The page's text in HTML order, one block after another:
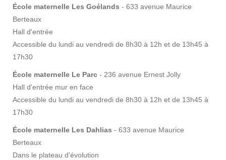
École maternelle Les Goélands - 633 avenue Maurice
Berteaux
Hall d'entrée
Accessible du lundi au vendredi de 8h30 à 12h et de 13h45 à
17h30
École maternelle Le Parc - 236 avenue Ernest Jolly
Hall d'entrée mur en face
Accessible du lundi au vendredi de 8h30 à 12h et de 13h45 à
17h30
École maternelle Les Dahlias - 633 avenue Maurice
Berteaux
Dans le plateau d'évolution